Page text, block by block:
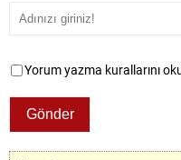
Yorum yazma kurallarını